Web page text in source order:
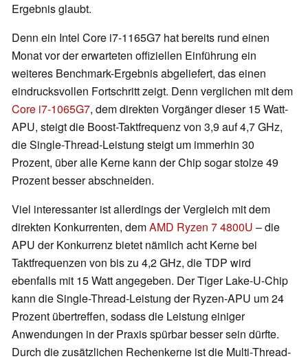
Ergebnis glaubt.
Denn ein Intel Core i7-1165G7 hat bereits rund einen
Monat vor der erwarteten offiziellen Einführung ein
weiteres Benchmark-Ergebnis abgeliefert, das einen
eindrucksvollen Fortschritt zeigt. Denn verglichen mit dem
Core i7-1065G7, dem direkten Vorgänger dieser 15 Watt-
APU, steigt die Boost-Taktfrequenz von 3,9 auf 4,7 GHz,
die Single-Thread-Leistung steigt um immerhin 30
Prozent, über alle Kerne kann der Chip sogar stolze 49
Prozent besser abschneiden.
Viel interessanter ist allerdings der Vergleich mit dem
direkten Konkurrenten, demAMD Ryzen 7 4800U – die
APU der Konkurrenz bietet nämlich acht Kerne bei
Taktfrequenzen von bis zu 4,2 GHz, die TDP wird
ebenfalls mit 15 Watt angegeben. Der Tiger Lake-U-Chip
kann die Single-Thread-Leistung der Ryzen-APU um 24
Prozent übertreffen, sodass die Leistung einiger
Anwendungen in der Praxis spürbar besser sein dürfte.
Durch die zusätzlichen Rechenkerne ist die Multi-Thread-